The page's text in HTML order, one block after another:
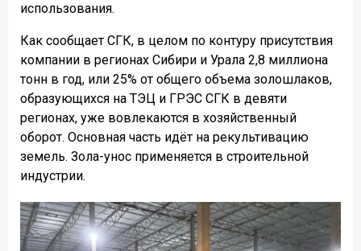
использования.
Как сообщает СГК, в целом по контуру присутствия
компании в регионах Сибири и Урала 2,8 миллиона
тонн в год, или 25% от общего объема золошлаков,
образующихся на ТЭЦ и ГРЭС СГК в девяти
регионах, уже вовлекаются в хозяйственный
оборот. Основная часть идёт на рекультивацию
земель. Зола-унос применяется в строительной
индустрии.